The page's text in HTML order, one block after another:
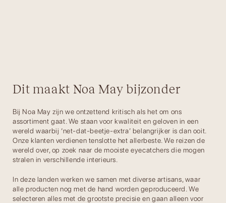
Dit maakt Noa May bijzonder
Bij Noa May zijn we ontzettend kritisch als het om ons
assortiment gaat. We staan voor kwaliteit en geloven in een
wereld waarbij ‘net-dat-beetje-extra’ belangrijker is dan ooit.
Onze klanten verdienen tenslotte het allerbeste. We reizen de
wereld over, op zoek naar de mooiste eyecatchers die mogen
stralen in verschillende interieurs.
In deze landen werken we samen met diverse artisans, waar
alle producten nog met de hand worden geproduceerd. We
selecteren alles met de grootste precisie en gaan alleen voor